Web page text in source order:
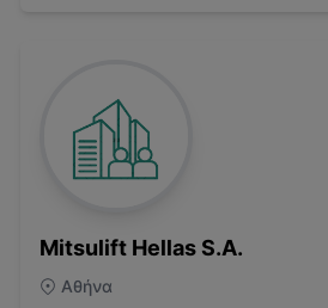
Mitsulift Hellas S.A.
Αθήνα